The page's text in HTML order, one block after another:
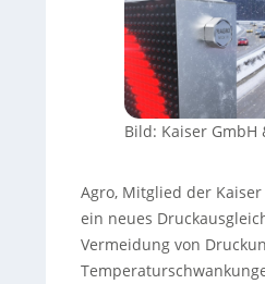
Bild: Kaiser GmbH
Agro, Mitglied der
ein neues
Vermeidung von